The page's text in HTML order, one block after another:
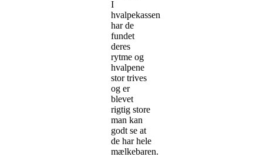
I
hvalpekassen
har de
fundet
deres
rytme og
hvalpene
stor trives
og er
blevet
rigtig store
man kan
godt se at
de har hele
mælkebaren.